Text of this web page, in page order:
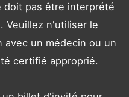
pas être interprété
Veuillez n'utiliser le
un médecin ou un
certifié approprié.